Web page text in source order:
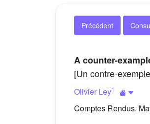
Précédent
A counter-
[Un contre-
Olivier Ley1
Comptes Rendus.